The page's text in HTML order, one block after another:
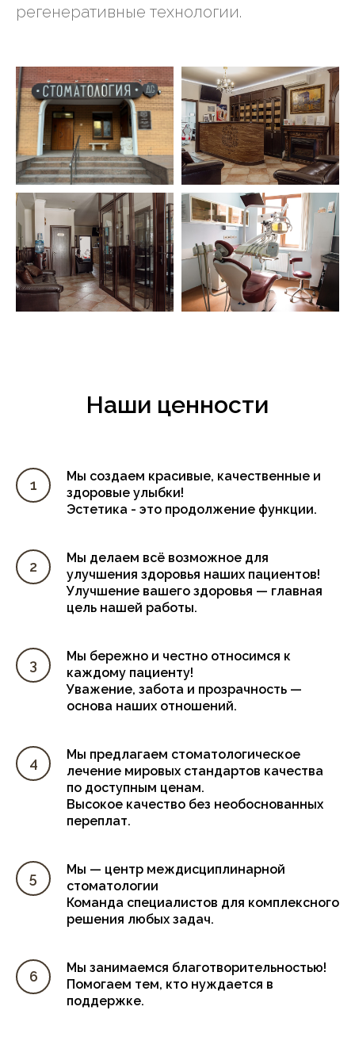
регенеративные технологии.
Наши ценности
Мы создаем красивые, качественные и
здоровые улыбки!
Эстетика - это продолжение функции.
Мы делаем всё возможное для
улучшения здоровья наших пациентов!
Улучшение вашего здоровья — главная
цель нашей работы.
Мы бережно и честно относимся к
каждому пациенту!
Уважение, забота и прозрачность —
основа наших отношений.
Мы предлагаем стоматологическое
лечение мировых стандартов качества
по доступным ценам.
Высокое качество без необоснованных
переплат.
Мы — центр междисциплинарной
стоматологии
Команда специалистов для комплексного
решения любых задач.
Мы занимаемся благотворительностью!
Помогаем тем, кто нуждается в
поддержке.